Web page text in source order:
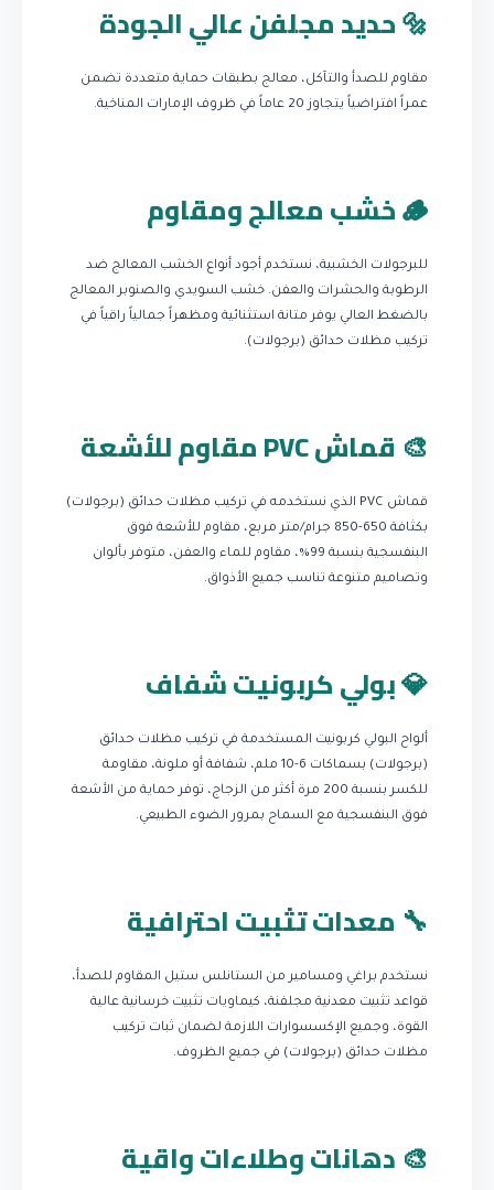
🔩 حديد مجلفن عالي الجودة
مقاوم للصدأ والتآكل، معالج بطبقات حماية متعددة تضمن
عمراً افتراضياً يتجاوز 20 عاماً في ظروف الإمارات المناخية.
🪵 خشب معالج ومقاوم
للبرجولات الخشبية، نستخدم أجود أنواع الخشب المعالج ضد
الرطوبة والحشرات والعفن. خشب السويدي والصنوبر المعالج
بالضغط العالي يوفر متانة استثنائية ومظهراً جمالياً راقياً في
تركيب مظلات حدائق (برجولات).
🎨 قماش PVC مقاوم للأشعة
قماش PVC الذي نستخدمه في تركيب مظلات حدائق (برجولات)
بكثافة 650-850 جرام/متر مربع، مقاوم للأشعة فوق
البنفسجية بنسبة 99%، مقاوم للماء والعفن، متوفر بألوان
وتصاميم متنوعة تناسب جميع الأذواق.
💎 بولي كربونيت شفاف
ألواح البولي كربونيت المستخدمة في تركيب مظلات حدائق
(برجولات) بسماكات 6-10 ملم، شفافة أو ملونة، مقاومة
للكسر بنسبة 200 مرة أكثر من الزجاج، توفر حماية من الأشعة
فوق البنفسجية مع السماح بمرور الضوء الطبيعي.
🔧 معدات تثبيت احترافية
نستخدم براغي ومسامير من الستانلس ستيل المقاوم للصدأ،
قواعد تثبيت معدنية مجلفنة، كيماويات تثبيت خرسانية عالية
القوة، وجميع الإكسسوارات اللازمة لضمان ثبات تركيب
مظلات حدائق (برجولات) في جميع الظروف.
🎨 دهانات وطلاءات واقية